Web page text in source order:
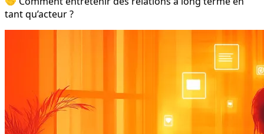
tant qu’acteur ?